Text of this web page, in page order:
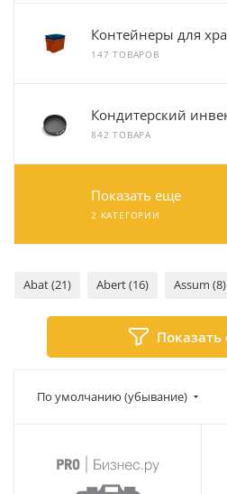
Контейнеры для
147 ТОВАРОВ
Кондитерский
842 ТОВАРА
Показать еще
2 КАТЕГОРИИ
Abat (21) Abert (16) Assum (8)
Показать
По умолчанию (убывание)